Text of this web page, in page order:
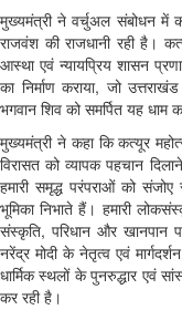
मुख्यमंत्री ने वर्चुअल संबोधन में
राजवंश की राजधानी रही है।
आस्था एवं न्यायप्रिय शासन
का निर्माण कराया, जो
भगवान शिव को समर्पित यह
मुख्यमंत्री ने कहा कि कत्यूर
विरासत को व्यापक पहचान
हमारी समृद्ध परंपराओं को
भूमिका निभाते हैं। हमारी
संस्कृति, परिधान और खानपान
नरेंद्र मोदी के नेतृत्व एवं
धार्मिक स्थलों के पुनरुद्धार एवं
कर रही है।